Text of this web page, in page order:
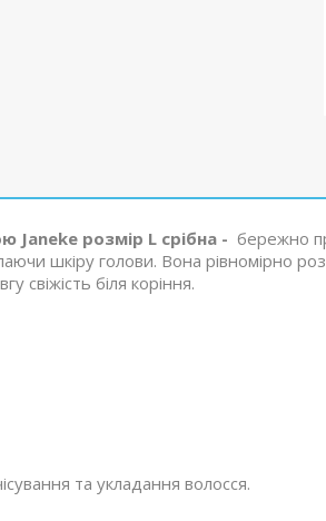
розмір L срібна - бережно
шкіру голови. Вона рівномірно
свіжість біля коріння.
та укладання волосся.